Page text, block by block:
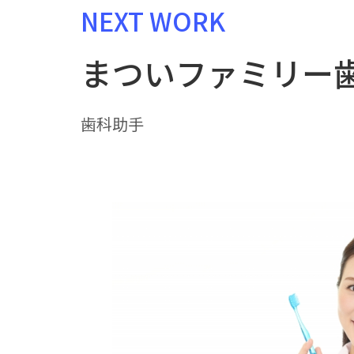
NEXT WORK
まついファミリー
歯科助手